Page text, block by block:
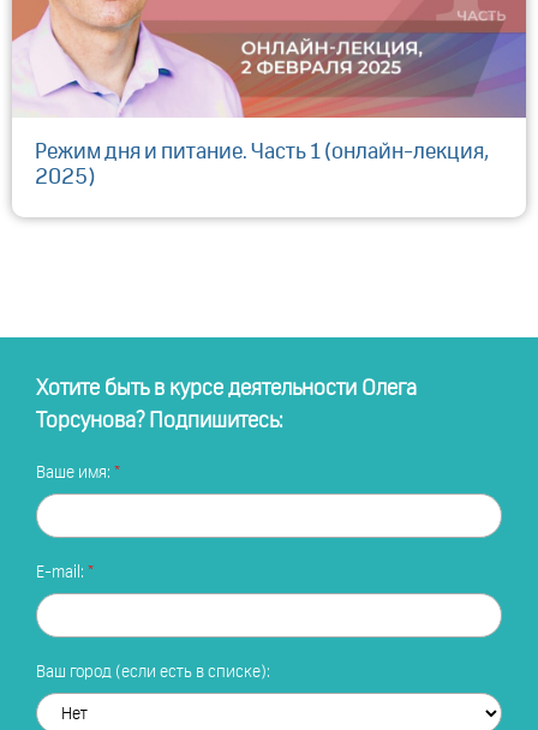
Режим дня и питание. Часть 1 (онлайн-лекция,
2025)
Хотите быть в курсе деятельности Олега
Торсунова? Подпишитесь:
Ваше имя:
E-mail:
Ваш город (если есть в списке):